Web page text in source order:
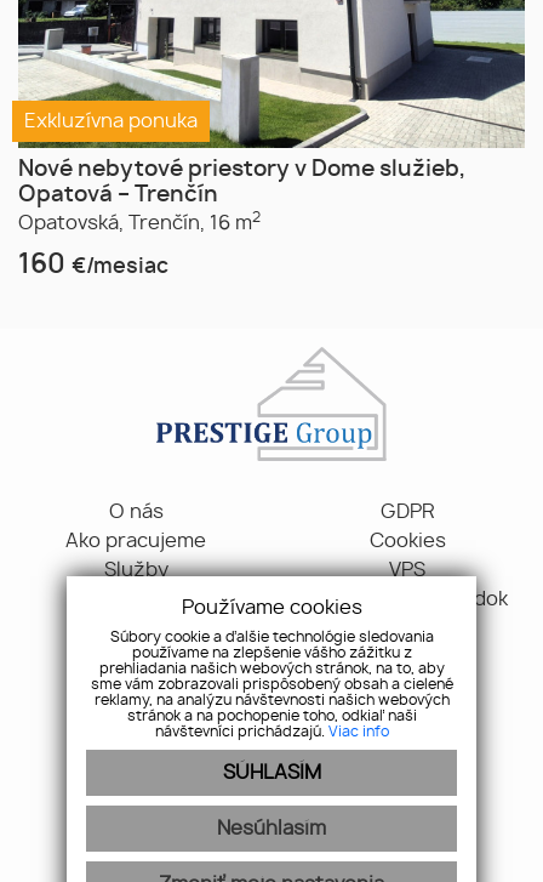
Exkluzívna ponuka
Nové nebytové priestory v Dome služieb,
Opatová – Trenčín
Opatovská, Trenčín, 16 m2
160 €/mesiac
O nás
Ako pracujeme
Služby
Kontakt
GDPR
Cookies
VPS
Reklamačný poriadok
Gen. M. R. Štefánika 70, 91101, Trenčín
+421 907 163 009
info@pgr.sk
Pridajte si nás
Používame cookies
Súbory cookie a ďalšie technológie sledovania
používame na zlepšenie vášho zážitku z
prehliadania našich webových stránok, na to, aby
sme vám zobrazovali prispôsobený obsah a cielené
reklamy, na analýzu návštevnosti našich webových
stránok a na pochopenie toho, odkiaľ naši
návštevníci prichádzajú. Viac info
SÚHLASÍM
Nesúhlasím